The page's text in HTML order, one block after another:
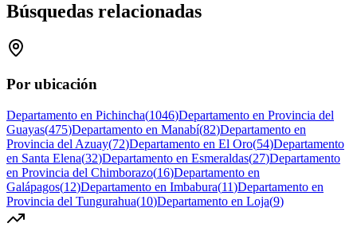
Búsquedas relacionadas
Por ubicación
Departamento en Pichincha(1046)Departamento en Provincia del
Guayas(475)Departamento en Manabí(82)Departamento en
Provincia del Azuay(72)Departamento en El Oro(54)Departamento
en Santa Elena(32)Departamento en Esmeraldas(27)Departamento
en Provincia del Chimborazo(16)Departamento en
Galápagos(12)Departamento en Imbabura(11)Departamento en
Provincia del Tungurahua(10)Departamento en Loja(9)